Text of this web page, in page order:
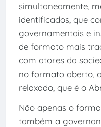
simultaneamente,
identificados, que
governamentais e
de formato mais
com atores da
no formato aberto,
relaxado, que é o
Não apenas o
também a